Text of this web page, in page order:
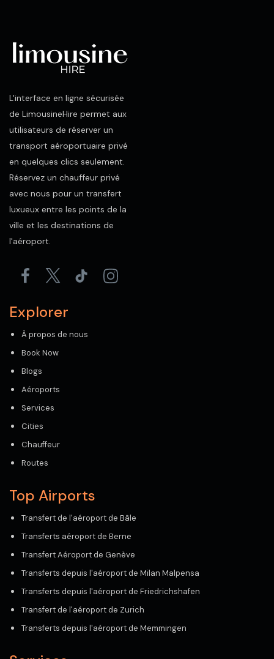
L'interface en ligne sécurisée
de LimousineHire permet aux
utilisateurs de réserver un
transport aéroportuaire privé
en quelques clics seulement.
Réservez un chauffeur privé
avec nous pour un transfert
luxueux entre les points de la
ville et les destinations de
l'aéroport.
Explorer
À propos de nous
Book Now
Blogs
Aéroports
Services
Cities
Chauffeur
Routes
Top Airports
Transfert de l'aéroport de Bâle
Transferts aéroport de Berne
Transfert Aéroport de Genève
Transferts depuis l'aéroport de Milan Malpensa
Transferts depuis l'aéroport de Friedrichshafen
Transfert de l'aéroport de Zurich
Transferts depuis l'aéroport de Memmingen